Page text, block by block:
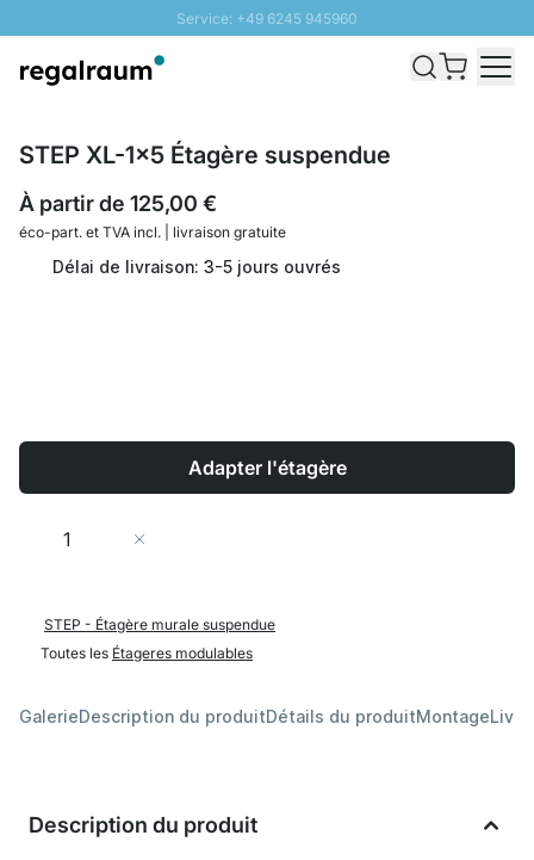
Service: +49 6245 945960
Livraison rapide - Livraison gratuite dès 100€
STEP XL-1x5 Étagère suspendue
À partir de 125,00 €
éco-part. et TVA incl. | livraison gratuite
Délai de livraison: 3-5 jours ouvrés
Adapter l'étagère
Quantité
STEP - Étagère murale suspendue
Toutes les Étageres modulables
GalerieDescription du produitDétails du produitMontage
Description du produit